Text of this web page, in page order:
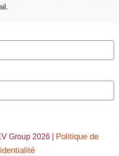
Group 2026 | Politique de